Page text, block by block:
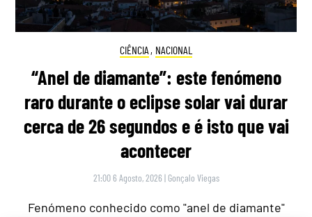
CIÊNCIA , NACIONAL
“Anel de diamante”: este fenómeno
raro durante o eclipse solar vai durar
cerca de 26 segundos e é isto que vai
acontecer
21:00 6 Agosto, 2026 | Gonçalo Viegas
Fenómeno conhecido como "anel de diamante"